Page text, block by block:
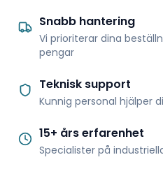
Snabb hantering
Vi prioriterar dina
pengar
Teknisk support
Kunnig personal hjälper
15+ års erfarenhet
Specialister på